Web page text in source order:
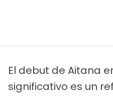
El debut de Aitana
significativo es un